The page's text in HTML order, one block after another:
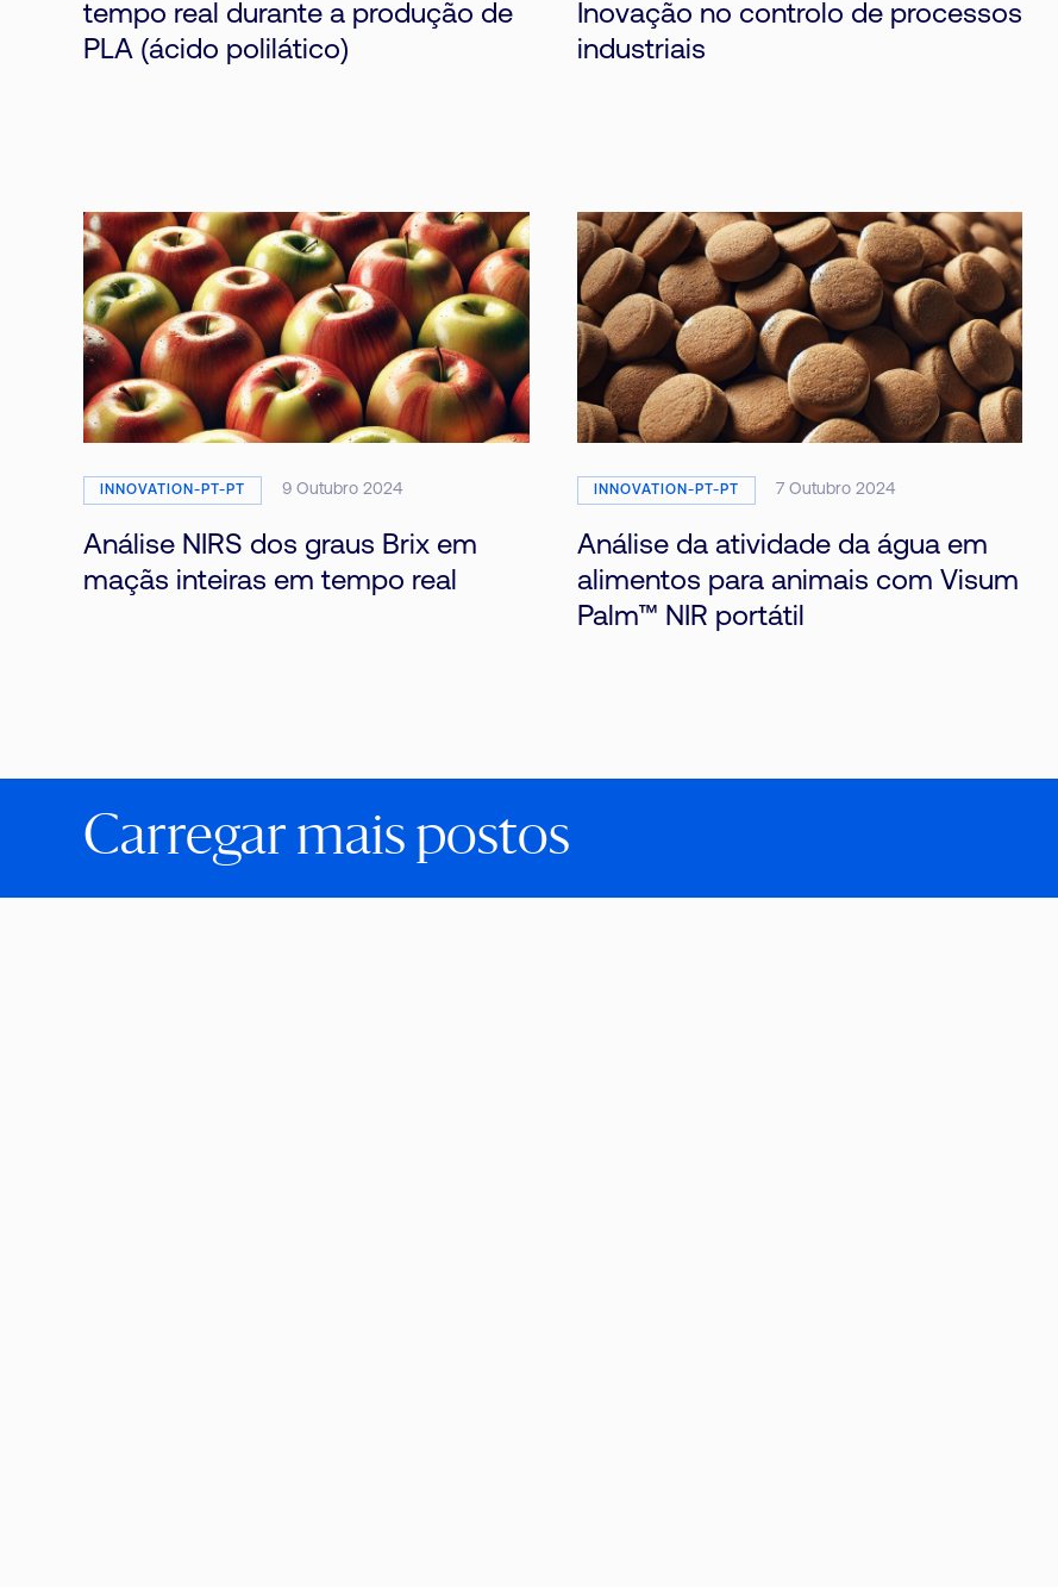
tempo real durante a produção de
PLA (ácido polilático)
Inovação no controlo de processos
industriais
INNOVATION-PT-PT 9 Outubro 2024
Análise NIRS dos graus Brix em
maçãs inteiras em tempo real
INNOVATION-PT-PT 7 Outubro 2024
Análise da atividade da água em
alimentos para animais com Visum
Palm™ NIR portátil
Carregar mais postos